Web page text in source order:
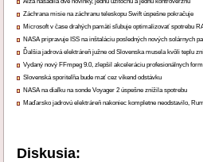
Záchrana misie na záchranu teleskopu Swift úspešne pokračuje
Microsoft v čase drahých pamätí sľubuje optimalizovať spotrebu
NASA pripravuje ISS na inštaláciu posledných nových solárnych
Ďalšia jadrová elektráreň južne od Slovenska musela kvôli teplu
Vydaný nový FFmpeg 9.0, zlepšil akceleráciu profesionálnych
Slovenská sporiteľňa bude mať cez víkend odstávku
NASA na diaľku na sonde Voyager 2 úspešne znížila spotrebu
Maďarsko jadrovú elektráreň nakoniec kompletne neodstavilo,
Diskusia: